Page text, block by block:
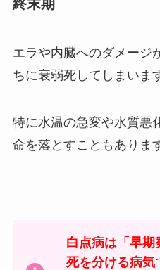
終末期
エラや内臓へのダメージ
ちに衰弱死してしまいま
特に水温の急変や水質悪
命を落とすこともありま
白点病は「早期
死を分ける病気